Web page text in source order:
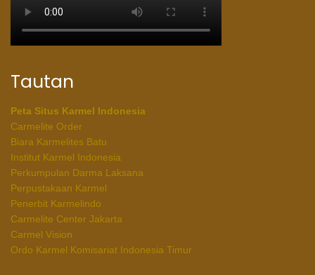
Tautan
Peta Situs Karmel Indonesia
Carmelite Order
Biara Karmelites Batu
Institut Karmel Indonesia
Perkumpulan Darma Laksana
Perpustakaan Karmel
Penerbit Karmelindo
Carmelite Center Jakarta
Carmel Vision
Ordo Karmel Komisariat Indonesia Timur